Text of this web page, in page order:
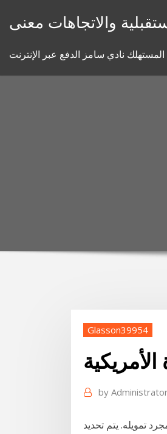
والاتجاهات معنى
المستهلك نادي سامز الدفع عبر الإنترنت
Glasson39954
by
تمويله. يتم تحديد